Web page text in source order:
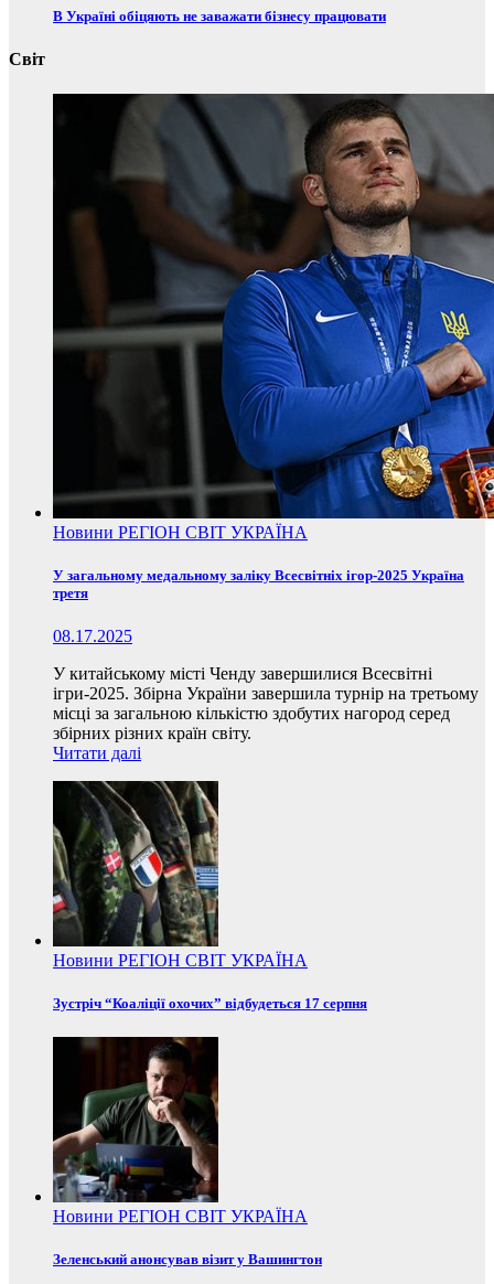
В Україні обіцяють не заважати бізнесу працювати
Світ
Новини РЕГІОН СВІТ УКРАЇНА
У загальному медальному заліку Всесвітніх ігор-2025 Україна
третя
08.17.2025
У китайському місті Ченду завершилися Всесвітні
ігри-2025. Збірна України завершила турнір на третьому
місці за загальною кількістю здобутих нагород серед
збірних різних країн світу.
Читати далі
Новини РЕГІОН СВІТ УКРАЇНА
Зустріч “Коаліції охочих” відбудеться 17 серпня
Новини РЕГІОН СВІТ УКРАЇНА
Зеленський анонсував візит у Вашингтон